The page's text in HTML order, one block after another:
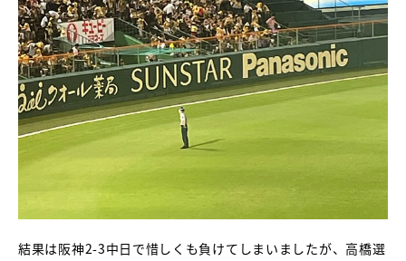
結果は阪神2-3中日で惜しくも負けてしまいましたが、高橋選